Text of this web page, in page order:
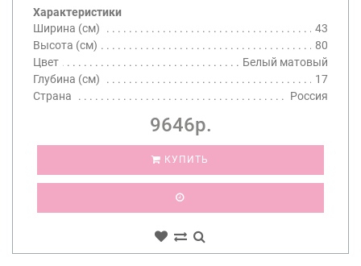
Характеристики
Ширина (см)
43
Высота (см)
80
Цвет
Белый матовый
Глубина (см)
17
Страна
Россия
9646р.
КУПИТЬ